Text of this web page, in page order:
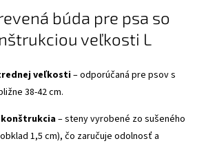
búda pre psa so
veľkosti L
veľkosti– odporúčaná pre psov s
38-42 cm.
konštrukcia– steny vyrobené zo sušeného
1,5 cm), čo zaručuje odolnosť a